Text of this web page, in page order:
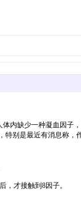
内缺少一种凝血因子，
别是最近有消息称，
才接触到8因子。